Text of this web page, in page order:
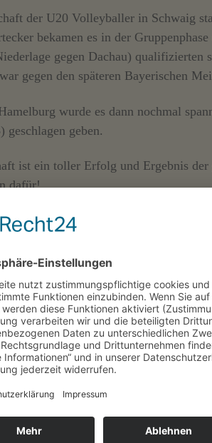
der U20 Volleyballer in Schwaig
bekamen es in der
gegen Dachau)
gegen den späteren Bayerischen
wurde es dann nochmal
geben.
ist ein toller Erfolg und Ergebnis
dafür!
dieser tollen Leistung. Nächstes Jahr